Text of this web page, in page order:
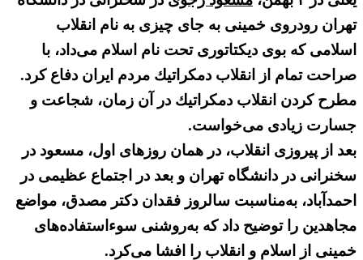
تهران رودروی خمینی به جای چیزی به نام انقلاب
اسلامی كه بوی دیكتاتوری تحت نام اسلام می‌داد، با
صراحت تمام از انقلاب دمكراتیك مردم ایران دفاع كرد.
مطرح كردن انقلاب دمكراتیك در آن زمان، شجاعت و
جسارت زیادی می‌خواست.
بعد از پیروزی انقلاب، در همان روزهای اول، مسعود در
سخنرانی در دانشگاه تهران و بعد در اجتماع عظیمی در
احمدآباد، به‌مناسبت سالروز فقدان دکتر مصدق، مواضع
مجاهدین را توضیح داد که به‌روشنی سوءاستفاده‌های
خمینی از اسلام و انقلاب را افشا می‌کرد.